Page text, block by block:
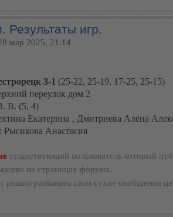
Результаты игр.
мар 2025, 21:14
3-1 (25-22, 25-19, 17-25, 25-15)
переулок дом 2
В. (5, 4)
Екатерина , Дмитриева Алёна
: Рысикова Анастасия
существующий пользователь который
на страницах форума.
решил разбавить свои сухие сообщения